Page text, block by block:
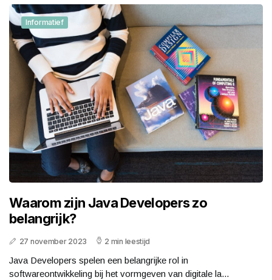
Informatief
Waarom zijn Java Developers zo
belangrijk?
27 november 2023 2 min leestijd
Java Developers spelen een belangrijke rol in
softwareontwikkeling bij het vormgeven van digitale la...